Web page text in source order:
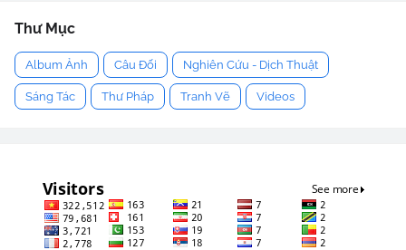
Thư Mục
Album Ảnh Câu Đối Nghiên Cứu - Dịch Thuật
Sáng Tác Thư Pháp Tranh Vẽ Videos